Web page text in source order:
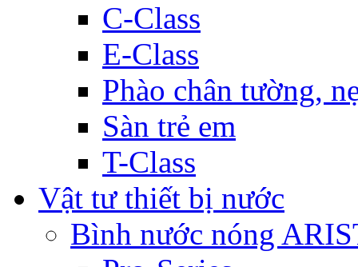
C-Class
E-Class
Phào chân tường,
Sàn trẻ em
T-Class
Vật tư thiết bị nước
Bình nước nóng